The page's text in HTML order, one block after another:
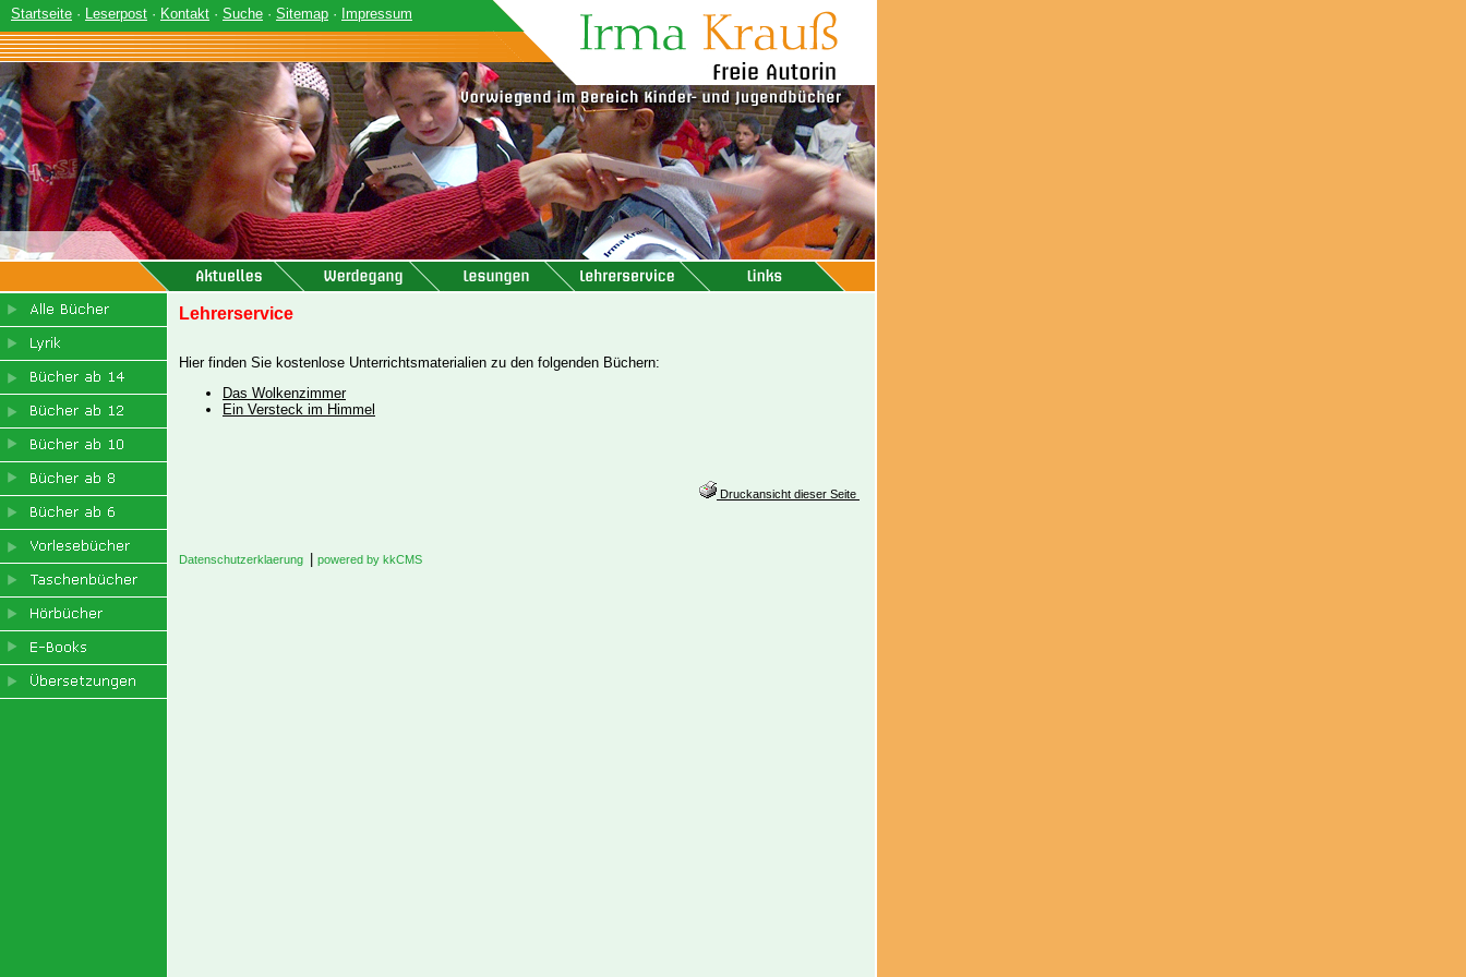
Startseite · Leserpost · Kontakt · Suche · Sitemap · Impressum
Lehrerservice
Hier finden Sie kostenlose Unterrichtsmaterialien zu den folgenden Büchern:
Das Wolkenzimmer
Ein Versteck im Himmel
Druckansicht dieser Seite
Datenschutzerklaerung powered by kkCMS